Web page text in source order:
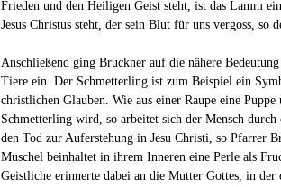
Frieden und den Heiligen Geist steht, ist das Lamm
Jesus Christus steht, der sein Blut für uns vergoss, so
Anschließend ging Bruckner auf die nähere
Tiere ein. Der Schmetterling ist zum Beispiel ein
christlichen Glauben. Wie aus einer Raupe eine
Schmetterling wird, so arbeitet sich der Mensch
den Tod zur Auferstehung in Jesu Christi, so Pfarrer
Muschel beinhaltet in ihrem Inneren eine Perle als
Geistliche erinnerte dabei an die Mutter Gottes, in der